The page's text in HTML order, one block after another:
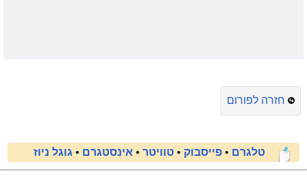
חזרה לפורום
טלגרם • פייסבוק • טוויטר • אינסטגרם • גוגל ניוז